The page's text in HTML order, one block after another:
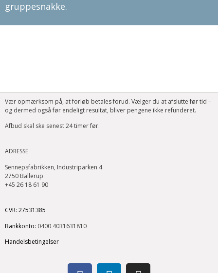
gruppesnakke.
Vær opmærksom på, at forløb betales forud. Vælger du at afslutte før tid –
og dermed også før endeligt resultat, bliver pengene ikke refunderet.
Afbud skal ske senest 24 timer før.
ADRESSE
Sennepsfabrikken, Industriparken 4
2750 Ballerup
+45 26 18 61 90
CVR: 27531385
Bankkonto: 0400 4031631810
Handelsbetingelser